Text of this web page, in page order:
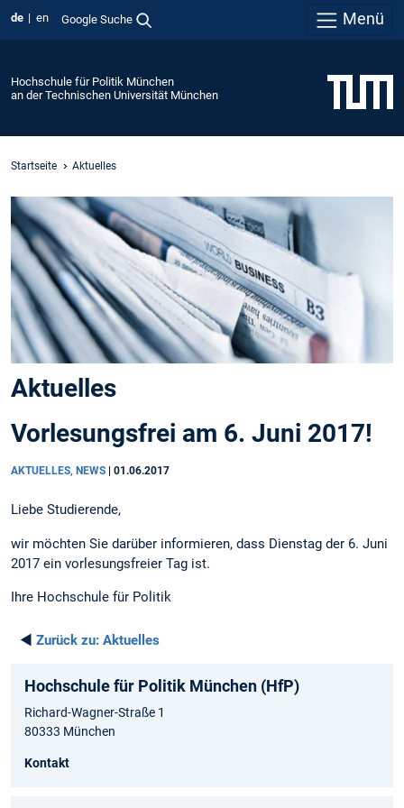
de en Google Suche Menü
Hochschule für Politik München
an der Technischen Universität München
Startseite Aktuelles
Aktuelles
Vorlesungsfrei am 6. Juni 2017!
AKTUELLES, NEWS 01.06.2017
Liebe Studierende,
wir möchten Sie darüber informieren, dass Dienstag der 6. Juni
2017 ein vorlesungsfreier Tag ist.
Ihre Hochschule für Politik
◄ Zurück zu: Aktuelles
Hochschule für Politik München (HfP)
Richard-Wagner-Straße 1
80333 München
Kontakt